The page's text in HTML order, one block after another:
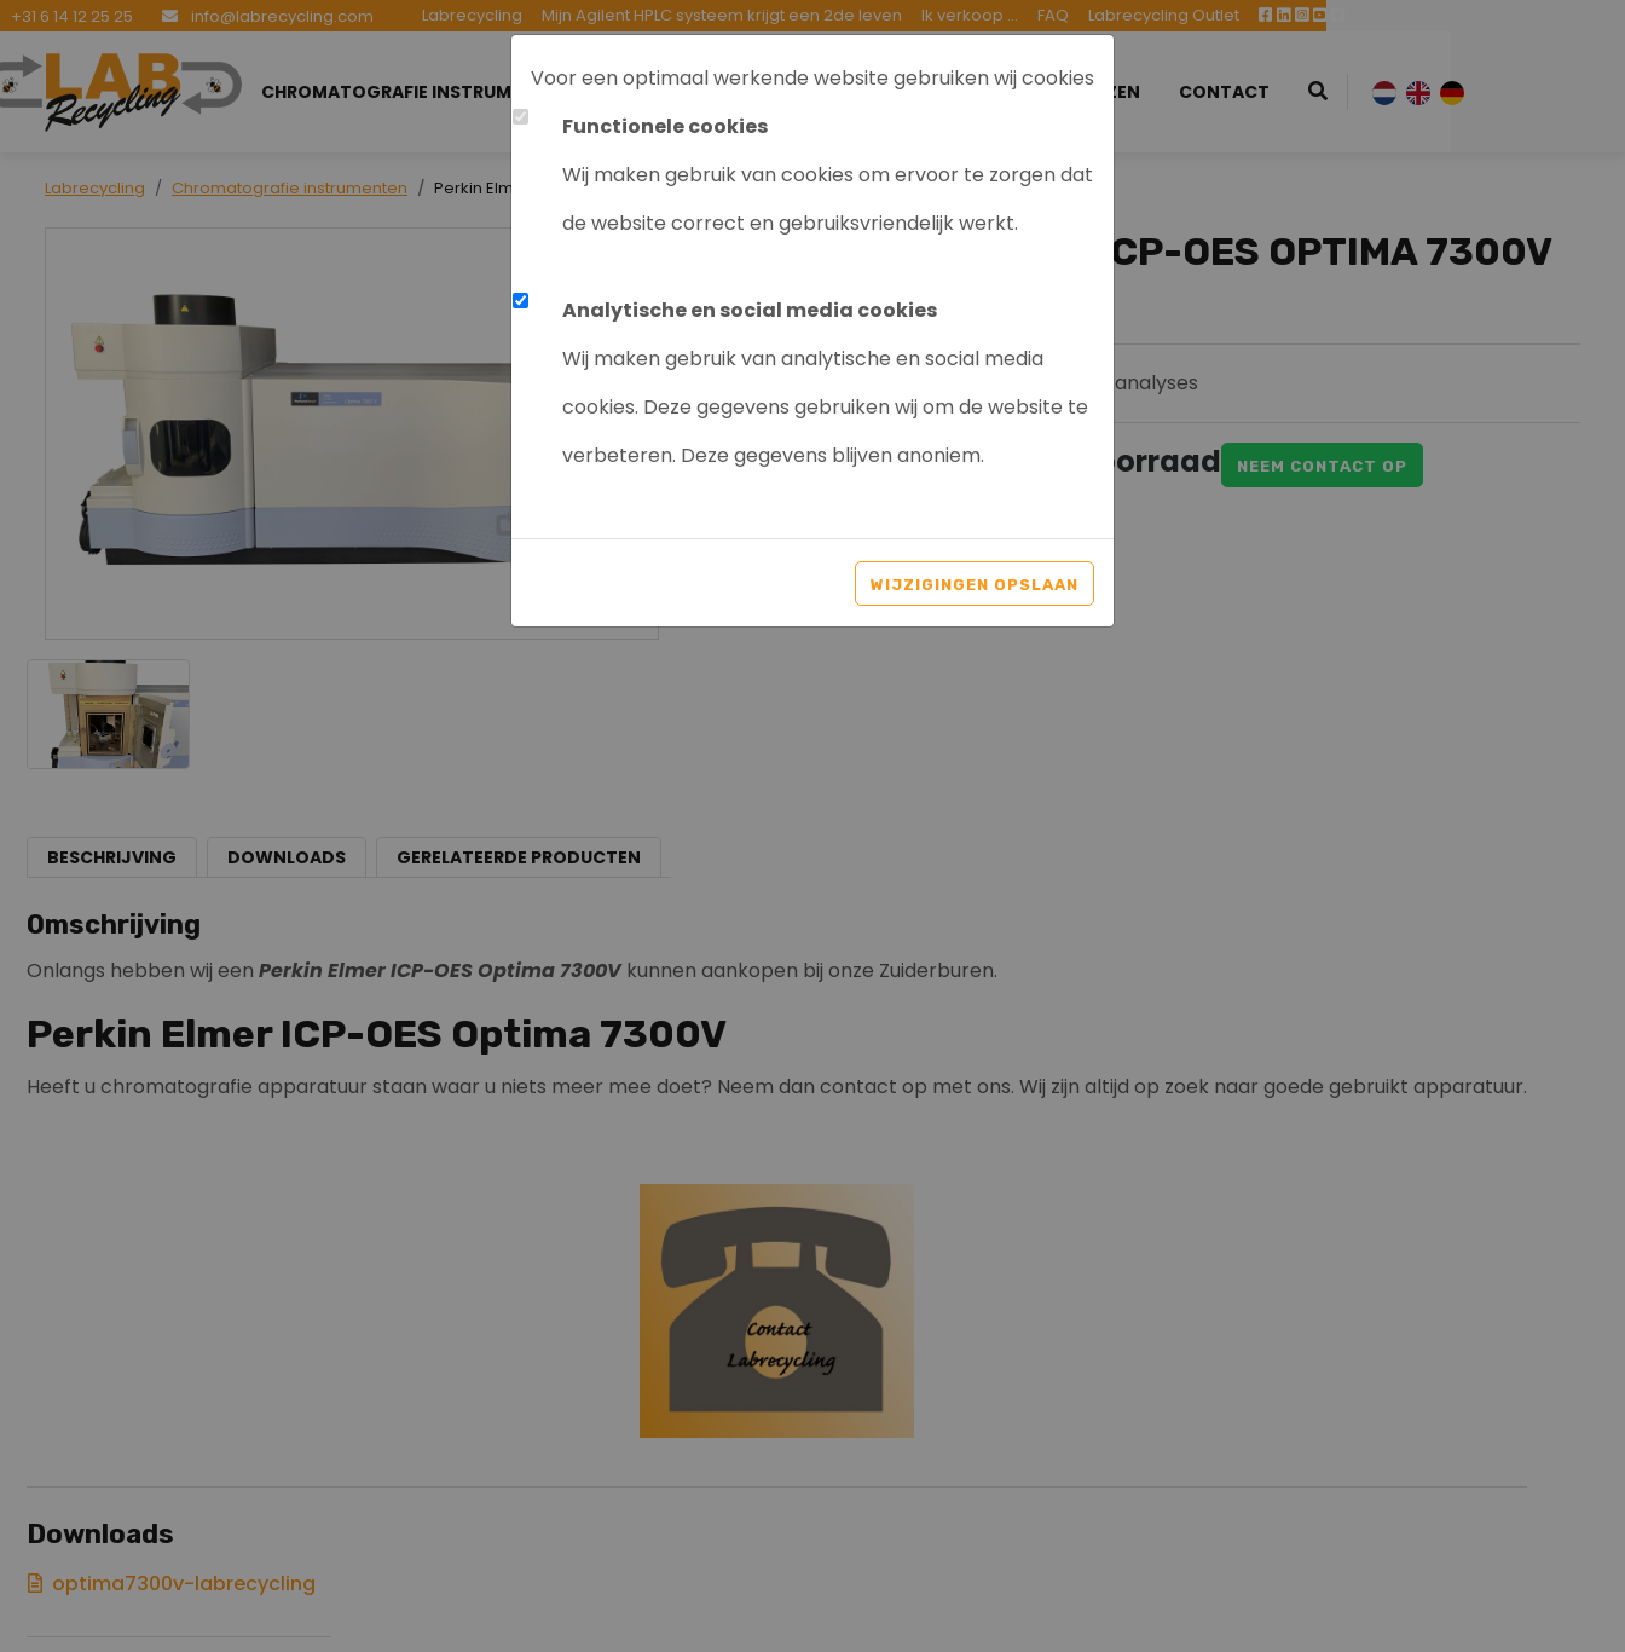
Voor een optimaal werkende website gebruiken wij cookies
Functionele cookies
Wij maken gebruik van cookies om ervoor te zorgen dat
de website correct en gebruiksvriendelijk werkt.
Analytische en social media cookies
Wij maken gebruik van analytische en social media
cookies. Deze gegevens gebruiken wij om de website te
verbeteren. Deze gegevens blijven anoniem.
WIJZIGINGEN OPSLAAN
+31 6 14 12 25 25 info@labrecycling.com Labrecycling Mijn Agilent HPLC systeem krijgt een 2de leven Ik verkoop ... FAQ Labrecycling Outlet
CHROMATOGRAFIE INSTRUMENTEN INKOOP GOEDE DOELEN OVER ONS BEURZEN CONTACT
Labrecycling Chromatografie instrumenten Perkin Elmer ICP-OES Optima 7300V
PERKIN ELMER ICP-OES OPTIMA 7300V
Artikelnr: 6007
Gevraagd/ Niet op voorraad NEEM CONTACT OP
Hoge kwaliteit analyses
BESCHRIJVING DOWNLOADS GERELATEERDE PRODUCTEN
Omschrijving
Onlangs hebben wij een Perkin Elmer ICP-OES Optima 7300Vkunnen aankopen bij onze Zuiderburen.
Perkin Elmer ICP-OES Optima 7300V
Heeft u chromatografie apparatuur staan waar u niets meer mee doet? Neem dan contact op met ons. Wij zijn altijd op zoek naar goede gebruikt apparatuur.
Downloads
optima7300v-labrecycling